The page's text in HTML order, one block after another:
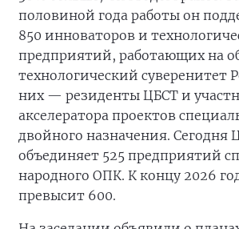
половиной года работы он
850 инноваторов и
предприятий, работающих на
технологический суверенитет
них — резиденты ЦБСТ и
акселератора проектов
двойного назначения. Сегодня
объединяет 525 предприятий
народного ОПК. К концу 2026
превысит 600.